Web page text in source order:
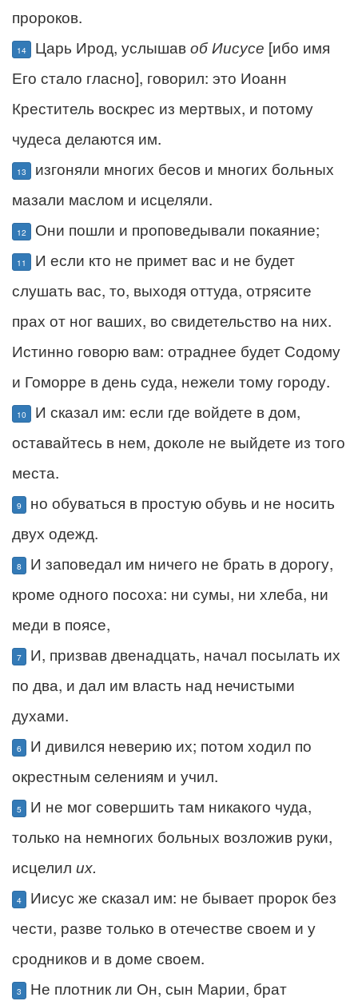
пророков.
14 Царь Ирод, услышавоб Иисусе [ибо имя
Его стало гласно], говорил: это Иоанн
Креститель воскрес из мертвых, и потому
чудеса делаются им.
13
изгоняли многих бесов и многих больных
мазали маслом и исцеляли.
12 Они пошли и проповедывали покаяние;
11
И если кто не примет вас и не будет
слушать вас, то, выходя оттуда, отрясите
прах от ног ваших, во свидетельство на них.
Истинно говорю вам: отраднее будет Содому
и Гоморре в день суда, нежели тому городу.
10
И сказал им: если где войдете в дом,
оставайтесь в нем, доколе не выйдете из того
места.
9
но обуваться в простую обувь и не носить
двух одежд.
8
И заповедал им ничего не брать в дорогу,
кроме одного посоха: ни сумы, ни хлеба, ни
меди в поясе,
7
И, призвав двенадцать, начал посылать их
по два, и дал им власть над нечистыми
духами.
6
И дивился неверию их; потом ходил по
окрестным селениям и учил.
5
И не мог совершить там никакого чуда,
только на немногих больных возложив руки,
исцелил их.
4
Иисус же сказал им: не бывает пророк без
чести, разве только в отечестве своем и у
сродников и в доме своем.
3 Не плотник ли Он, сын Марии, брат